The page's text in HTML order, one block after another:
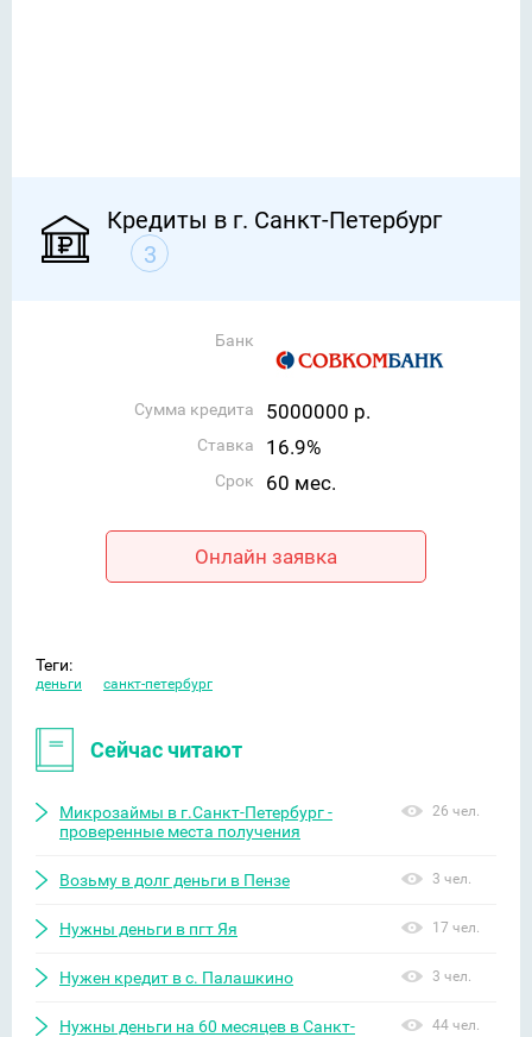
Кредиты в г. Санкт-Петербург
3
Банк
Сумма кредита 5000000 р.
Ставка 16.9%
Срок 60 мес.
Онлайн заявка
Теги:
деньги санкт-петербург
Сейчас читают
Микрозаймы в г.Санкт-Петербург -
проверенные места получения
26 чел.
Возьму в долг деньги в Пензе 3 чел.
Нужны деньги в пгт Яя 17 чел.
Нужен кредит в с. Палашкино 3 чел.
Нужны деньги на 60 месяцев в Санкт-
44 чел.